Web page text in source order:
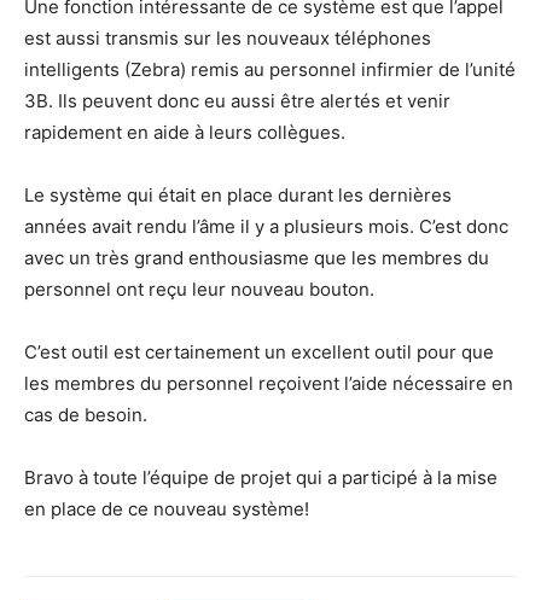
Une fonction intéressante de ce système est que l’appel
est aussi transmis sur les nouveaux téléphones
intelligents (Zebra) remis au personnel infirmier de l’unité
3B. Ils peuvent donc eu aussi être alertés et venir
rapidement en aide à leurs collègues.
Le système qui était en place durant les dernières
années avait rendu l’âme il y a plusieurs mois. C’est donc
avec un très grand enthousiasme que les membres du
personnel ont reçu leur nouveau bouton.
C’est outil est certainement un excellent outil pour que
les membres du personnel reçoivent l’aide nécessaire en
cas de besoin.
Bravo à toute l’équipe de projet qui a participé à la mise
en place de ce nouveau système!